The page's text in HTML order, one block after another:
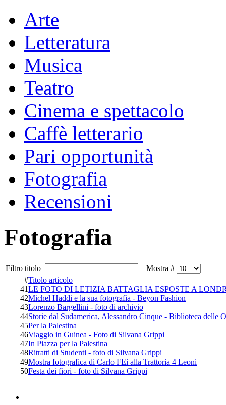
Arte
Letteratura
Musica
Teatro
Cinema e spettacolo
Caffè letterario
Pari opportunità
Fotografia
Recensioni
Fotografia
Filtro titolo
Mostra #
#Titolo articolo
41LE FOTO DI LETIZIA BATTAGLIA ESPOSTE A
42Michel Haddi e la sua fotografia - Beyon Fashion
43Lorenzo Bargellini - foto di archivio
44Storie dal Sudamerica, Alessandro Cinque - Biblioteca delle
45Per la Palestina
46Viaggio in Guinea - Foto di Silvana Grippi
47In Piazza per la Palestina
48Ritratti di Studenti - foto di Silvana Grippi
49Mostra fotografica di Carlo FEi alla Trattoria 4 Leoni
50Festa dei fiori - foto di Silvana Grippi